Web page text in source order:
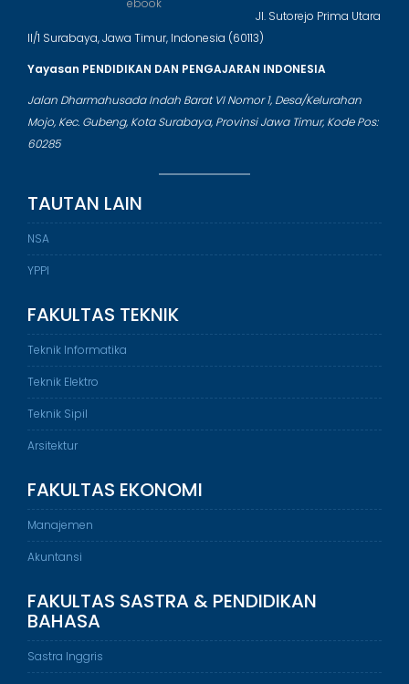
Jl. Sutorejo Prima Utara
II/1 Surabaya, Jawa Timur, Indonesia (60113)
Yayasan PENDIDIKAN DAN PENGAJARAN INDONESIA
Jalan Dharmahusada Indah Barat VI Nomor 1, Desa/Kelurahan
Mojo, Kec. Gubeng, Kota Surabaya, Provinsi Jawa Timur, Kode Pos:
60285
TAUTAN LAIN
NSA
YPPI
FAKULTAS TEKNIK
Teknik Informatika
Teknik Elektro
Teknik Sipil
Arsitektur
FAKULTAS EKONOMI
Manajemen
Akuntansi
FAKULTAS SASTRA & PENDIDIKAN
BAHASA
Sastra Inggris